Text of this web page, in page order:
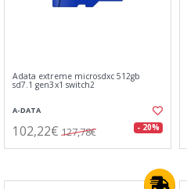
Adata extreme microsdxc 512gb
sd7.1 gen3x1 switch2
A-DATA
102,22€ 127,78€ - 20%